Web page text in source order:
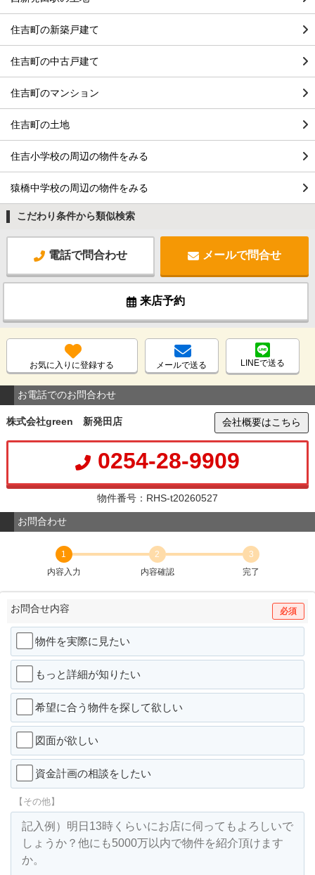
住吉町の新築戸建て
住吉町の中古戸建て
住吉町のマンション
住吉町の土地
住吉小学校の周辺の物件をみる
猿橋中学校の周辺の物件をみる
こだわり条件から類似検索
電話で問合わせ メールで問合せ
来店予約
お気に入りに登録する メールで送る LINEで送る
お電話でのお問合わせ
株式会社green 新発田店 会社概要はこちら
0254-28-9909
物件番号：RHS-t20260527
お問合わせ
1
内容入力
2
内容確認
3
完了
お問合せ内容 必須
物件を実際に見たい
もっと詳細が知りたい
希望に合う物件を探して欲しい
図面が欲しい
資金計画の相談をしたい
【その他】